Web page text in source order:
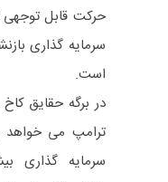
حرکت قابل
سرمایه گذاری
است.
در برگه حقایق
ترامپ می خواهد
سرمایه گذاری